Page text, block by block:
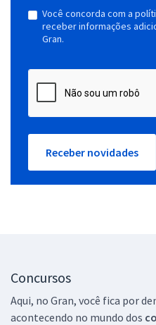
Você concorda com a
receber informações
Gran.
Receber novidades
Concursos
Aqui, no Gran, você fica por
acontecendo no mundo dos